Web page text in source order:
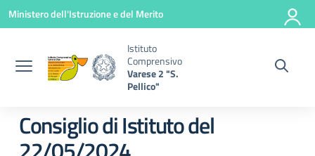
Vai ai contenuti
Vai al menu di navigazione
Vai al footer
Ministero dell'Istruzione e del Merito
Istituto
Comprensivo
Varese 2 "S.
Pellico"
Consiglio di Istituto del